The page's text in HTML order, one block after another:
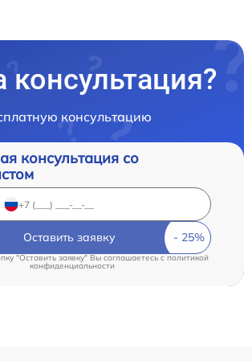
консультацию
консультация со
Оставить заявку
"Оставить заявку" Вы соглашаетесь c политикой
конфиденциальности